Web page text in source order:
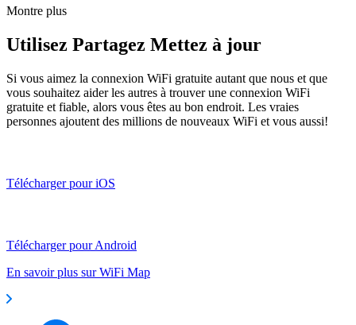
Montre plus
Utilisez Partagez Mettez à jour
Si vous aimez la connexion WiFi gratuite autant que nous et que
vous souhaitez aider les autres à trouver une connexion WiFi
gratuite et fiable, alors vous êtes au bon endroit. Les vraies
personnes ajoutent des millions de nouveaux WiFi et vous aussi!
Télécharger pour iOS
Télécharger pour Android
En savoir plus sur WiFi Map